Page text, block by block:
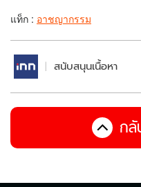
แท็ก : อาชญากรรม
สนับสนุนเนื้อหา
กลั